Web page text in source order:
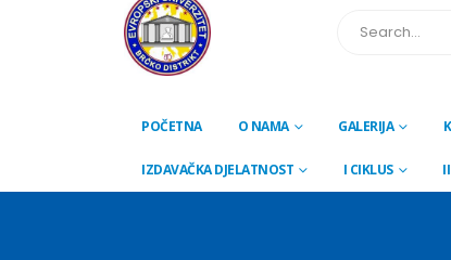
POČETNA O NAMA GALERIJA
IZDAVAČKA DJELATNOST I CIKLUS